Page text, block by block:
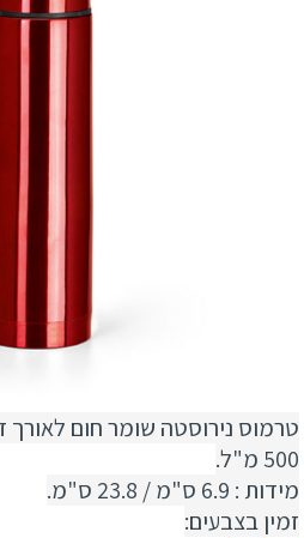
טרמוס נירוסטה שומר חום לאורך
500 מ"ל.
מידות : 6.9 ס"מ / 23.8 ס"מ.
זמין בצבעים: